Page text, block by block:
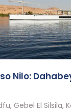
Nilo:
Gebel El Silsila,